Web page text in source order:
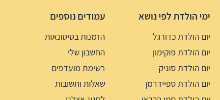
ימי הולדת לפי נושא
יום הולדת כדורגל
יום הולדת פוקימון
יום הולדת סוניק
יום הולדת ספיידרמן
עמודים נוספים
הזמנות בסיטונאות
החשבון שלי
רשימת מועדפים
שאלות ותשובות